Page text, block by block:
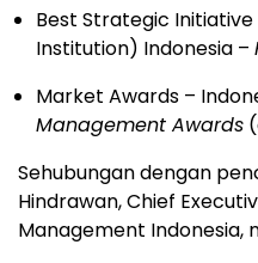
Best Strategic
Institution) Indonesia –
Market Awards –
Management Awards
Sehubungan dengan
Hindrawan, Chief
Management Indonesia,